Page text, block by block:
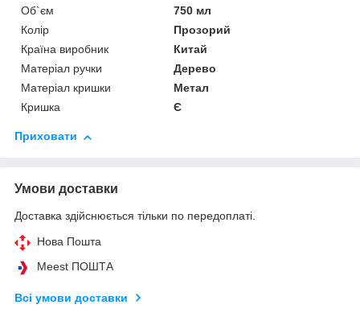
Об`єм
750 мл
Колір
Прозорий
Країна виробник
Китай
Матеріал ручки
Дерево
Матеріал кришки
Метал
Кришка
Є
Приховати
Умови доставки
Доставка здійснюється тільки по передоплаті.
Нова Пошта
Meest ПОШТА
Всі умови доставки